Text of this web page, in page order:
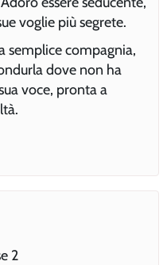
voglie più segrete.
semplice compagnia,
dove non ha
voce, pronta a
2